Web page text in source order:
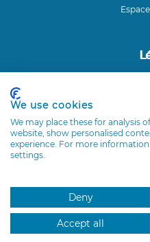
Club ETI Île-de-France -
We use cookies
We may place these for analysis
website, show personalised
experience. For more
settings.
Deny
Accept all